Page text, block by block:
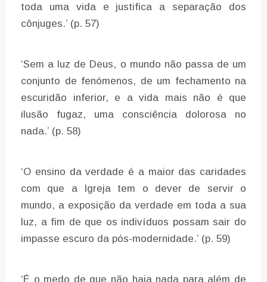
toda uma vida e justifica a separação dos
cônjuges.’ (p. 57)
‘Sem a luz de Deus, o mundo não passa de um
conjunto de fenómenos, de um fechamento na
escuridão inferior, e a vida mais não é que
ilusão fugaz, uma consciência dolorosa no
nada.’ (p. 58)
‘O ensino da verdade é a maior das caridades
com que a Igreja tem o dever de servir o
mundo, a exposição da verdade em toda a sua
luz, a fim de que os indivíduos possam sair do
impasse escuro da pós-modernidade.’ (p. 59)
‘É o medo de que não haja nada para além de